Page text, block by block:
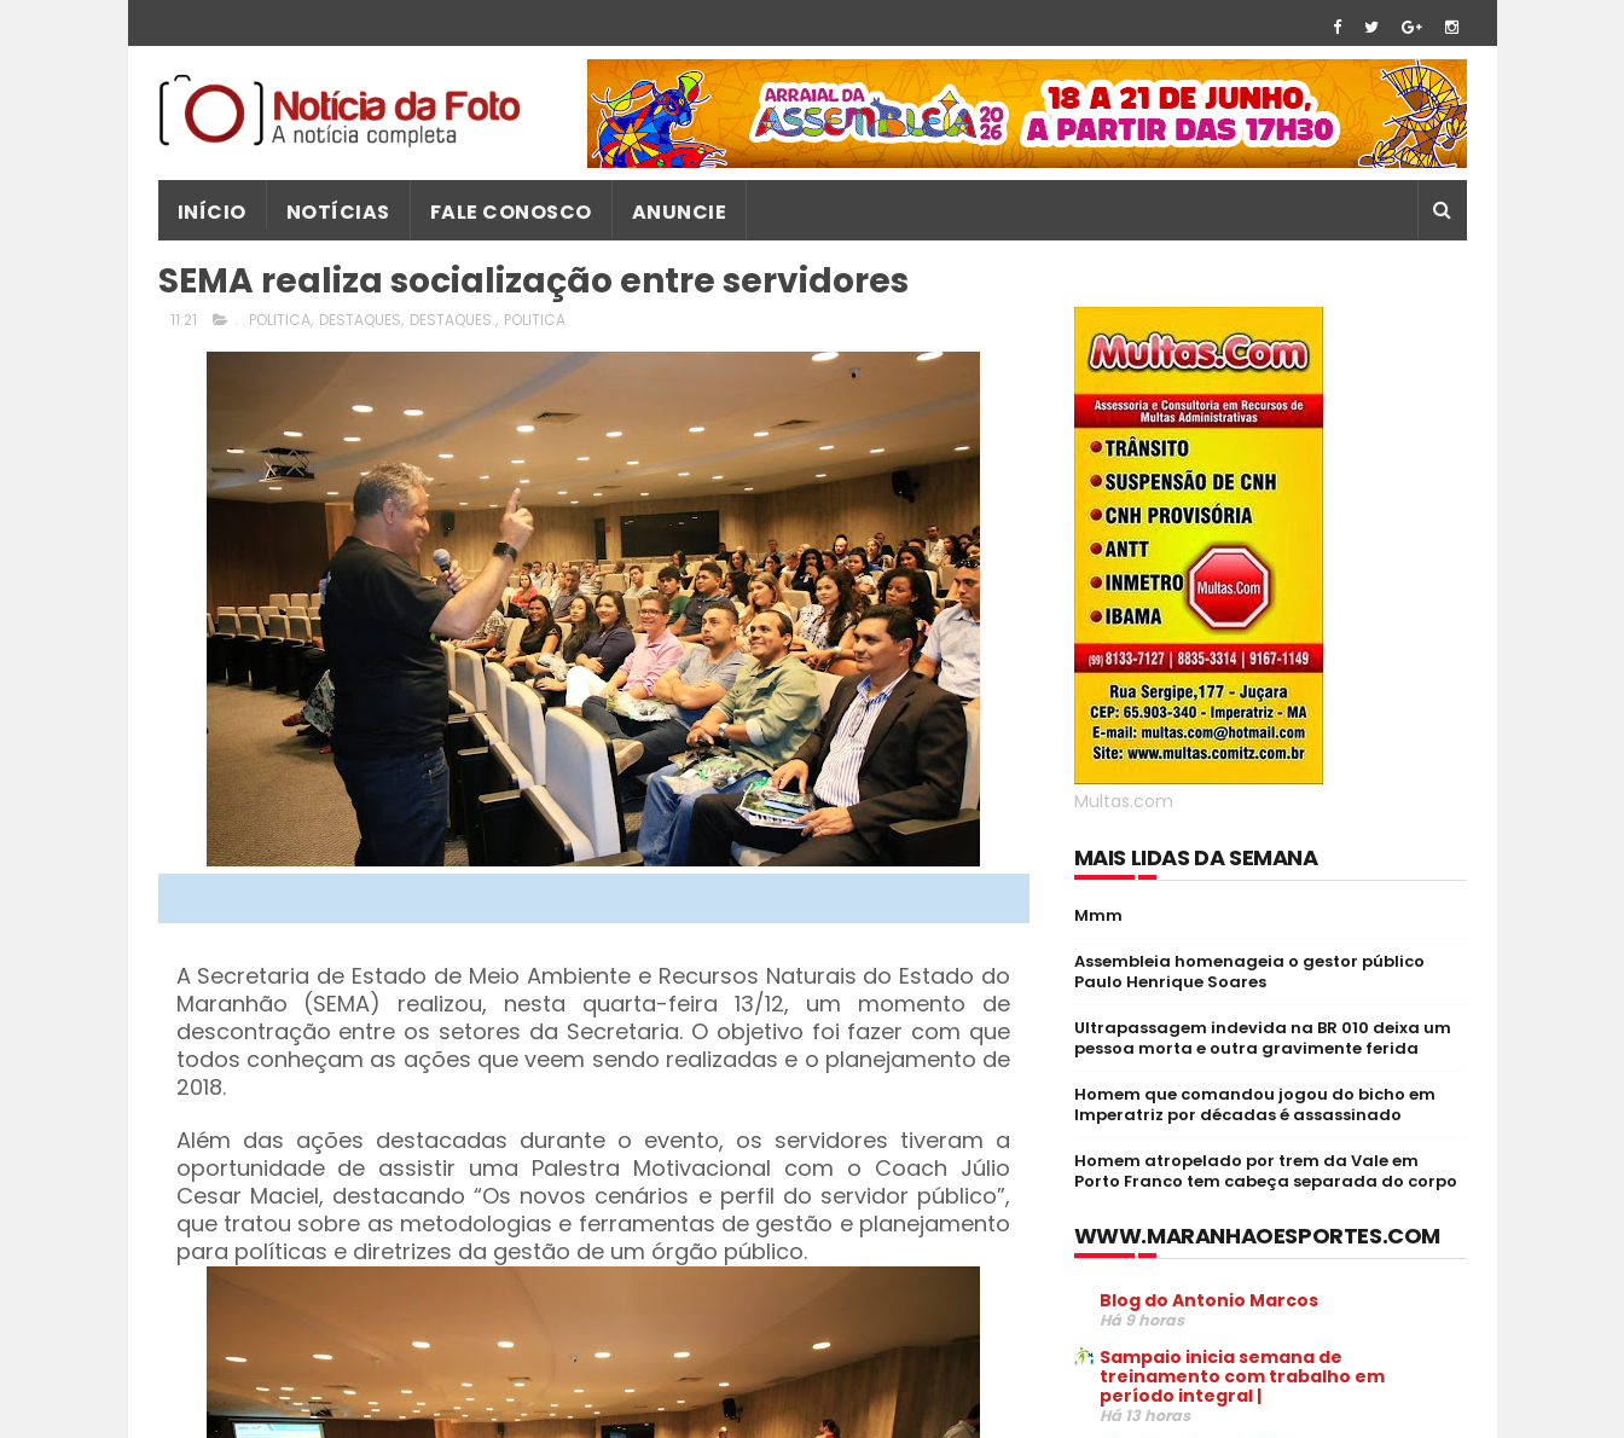
INÍCIO NOTÍCIAS FALE CONOSCO ANUNCIE
SEMA realiza socialização entre servidores
11:21 . . POLITICA, DESTAQUES, DESTAQUES., POLITICA
A Secretaria de Estado de Meio Ambiente e Recursos Naturais do Estado do
Maranhão (SEMA) realizou, nesta quarta-feira 13/12, um momento de
descontração entre os setores da Secretaria. O objetivo foi fazer com que
todos conheçam as ações que veem sendo realizadas e o planejamento de
2018.
Além das ações destacadas durante o evento, os servidores tiveram a
oportunidade de assistir uma Palestra Motivacional com o Coach Júlio
Cesar Maciel, destacando “Os novos cenários e perfil do servidor público”,
que tratou sobre as metodologias e ferramentas de gestão e planejamento
para políticas e diretrizes da gestão de um órgão público.
Multas.com
MAIS LIDAS DA SEMANA
Mmm
Assembleia homenageia o gestor público
Paulo Henrique Soares
Ultrapassagem indevida na BR 010 deixa um
pessoa morta e outra gravimente ferida
Homem que comandou jogou do bicho em
Imperatriz por décadas é assassinado
Homem atropelado por trem da Vale em
Porto Franco tem cabeça separada do corpo
WWW.MARANHAOESPORTES.COM
Blog do Antonio Marcos
Há 9 horas
Sampaio inicia semana de
treinamento com trabalho em
período integral |
Há 13 horas